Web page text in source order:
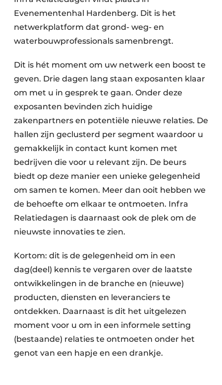
Evenementenhal Hardenberg. Dit is het
netwerkplatform dat grond- weg- en
waterbouwprofessionals samenbrengt.
Dit is hét moment om uw netwerk een boost te
geven. Drie dagen lang staan exposanten klaar
om met u in gesprek te gaan. Onder deze
exposanten bevinden zich huidige
zakenpartners en potentiële nieuwe relaties. De
hallen zijn geclusterd per segment waardoor u
gemakkelijk in contact kunt komen met
bedrijven die voor u relevant zijn. De beurs
biedt op deze manier een unieke gelegenheid
om samen te komen. Meer dan ooit hebben we
de behoefte om elkaar te ontmoeten. Infra
Relatiedagen is daarnaast ook de plek om de
nieuwste innovaties te zien.
Kortom: dit is de gelegenheid om in een
dag(deel) kennis te vergaren over de laatste
ontwikkelingen in de branche en (nieuwe)
producten, diensten en leveranciers te
ontdekken. Daarnaast is dit het uitgelezen
moment voor u om in een informele setting
(bestaande) relaties te ontmoeten onder het
genot van een hapje en een drankje.